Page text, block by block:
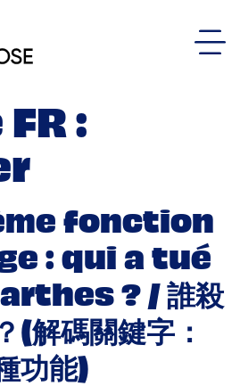
:
fonction
: qui a tué
? / 誰殺
(解碼關鍵字：
功能)